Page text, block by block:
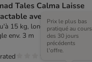
Tales Calma Laisse
avec LED
15 kg, longueur de la
env. 3 m
Prix le plus bas
pratiqué au cours
des 30 jours
précédents
l'offre.